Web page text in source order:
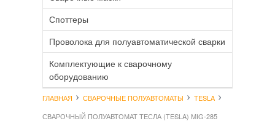
Споттеры
Проволока для полуавтоматической сварки
Комплектующие к сварочному
оборудованию
ГЛАВНАЯ СВАРОЧНЫЕ ПОЛУАВТОМАТЫ
TESLA
СВАРОЧНЫЙ ПОЛУАВТОМАТ ТЕСЛА (TESLA) MIG-285